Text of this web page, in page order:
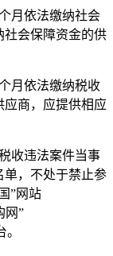
月依法缴纳社会
社会保障资金的供
月依法缴纳税收
应商，应提供相应
收违法案件当事
单，不处于禁止参
”网站
网”